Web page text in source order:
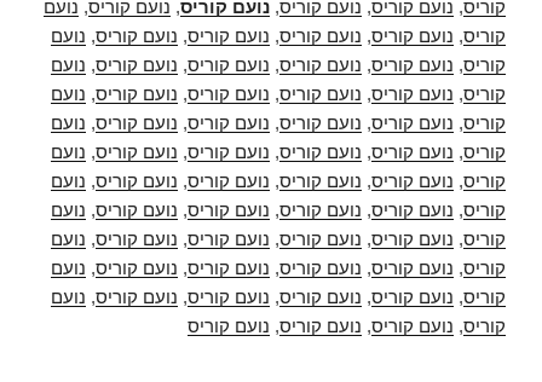
קוריס, נועם קוריס, נועם קוריס, נועם קוריס, נועם קוריס, נועם
קוריס, נועם קוריס, נועם קוריס, נועם קוריס, נועם קוריס, נועם
קוריס, נועם קוריס, נועם קוריס, נועם קוריס, נועם קוריס, נועם
קוריס, נועם קוריס, נועם קוריס, נועם קוריס, נועם קוריס, נועם
קוריס, נועם קוריס, נועם קוריס, נועם קוריס, נועם קוריס, נועם
קוריס, נועם קוריס, נועם קוריס, נועם קוריס, נועם קוריס, נועם
קוריס, נועם קוריס, נועם קוריס, נועם קוריס, נועם קוריס, נועם
קוריס, נועם קוריס, נועם קוריס, נועם קוריס, נועם קוריס, נועם
קוריס, נועם קוריס, נועם קוריס, נועם קוריס, נועם קוריס, נועם
קוריס, נועם קוריס, נועם קוריס, נועם קוריס, נועם קוריס, נועם
קוריס, נועם קוריס, נועם קוריס, נועם קוריס, נועם קוריס, נועם
קוריס, נועם קוריס, נועם קוריס, נועם קוריס